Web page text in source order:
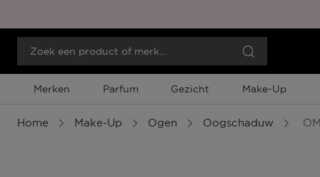
Merken Parfum Gezicht Make-Up
Home Make-Up Ogen Oogschaduw